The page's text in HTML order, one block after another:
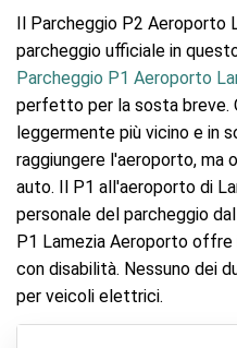
Il Parcheggio P2 Aeroporto
parcheggio ufficiale in
Parcheggio P1 Aeroporto
perfetto per la sosta breve.
leggermente più vicino e in
raggiungere l'aeroporto,
auto. Il P1 all'aeroporto di
personale del parcheggio
P1 Lamezia Aeroporto
con disabilità. Nessuno dei
per veicoli elettrici.